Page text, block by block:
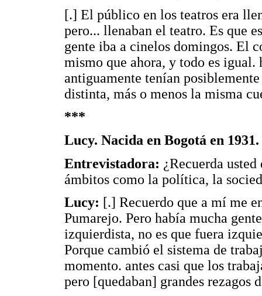
[.] El público en los teatros era
pero... llenaban el teatro. Es que
gente iba a cinelos domingos. El
mismo que ahora, y todo es
antiguamente tenían
distinta, más o menos la misma
***
Lucy. Nacida en Bogotá en
Entrevistadora: ¿Recuerda
ámbitos como la política, la
Lucy: [.] Recuerdo que a mí me
Pumarejo. Pero había mucha
izquierdista, no es que fuera
Porque cambió el sistema de
momento. antes casi que los
pero [quedaban] grandes rezagos